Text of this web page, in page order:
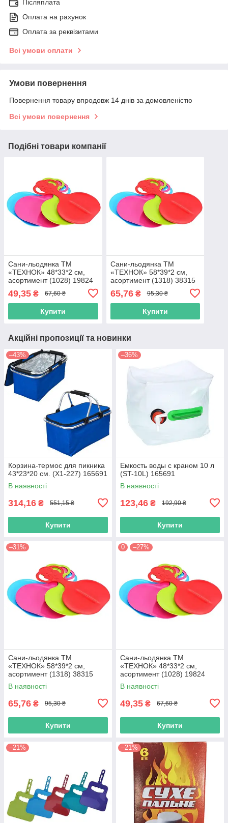
Післяплата
Оплата на рахунок
Оплата за реквізитами
Всі умови оплати
Умови повернення
Повернення товару впродовж 14 днів за домовленістю
Всі умови повернення
Подібні товари компанії
Сани-льодянка ТМ
«ТЕХНОК» 48*33*2 см,
асортимент (1028) 19824
49,35 ₴ 67,60 ₴
Купити
Сани-льодянка ТМ
«ТЕХНОК» 58*39*2 см,
асортимент (1318) 38315
65,76₴ 95,30 ₴
Купити
Акційні пропозиції та новинки
–43%
Корзина-термос для пикника
43*23*20 см. (Х1-227) 165691
В наявності
314,16 ₴ 551,15 ₴
Купити
–36%
Емкость воды с краном 10 л
(ST-10L) 165691
В наявності
123,46 ₴ 192,90 ₴
Купити
–31%
Сани-льодянка ТМ
«ТЕХНОК» 58*39*2 см,
асортимент (1318) 38315
В наявності
65,76 ₴ 95,30 ₴
Купити
0 –27%
Сани-льодянка ТМ
«ТЕХНОК» 48*33*2 см,
асортимент (1028) 19824
В наявності
49,35 ₴ 67,60 ₴
Купити
–21% –21%